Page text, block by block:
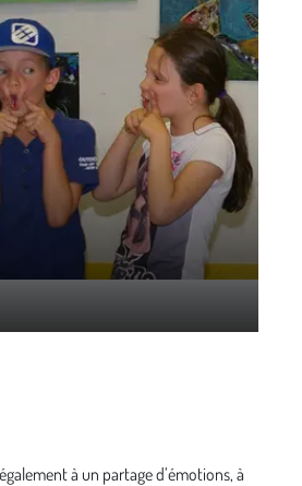
à un partage d’émotions, à